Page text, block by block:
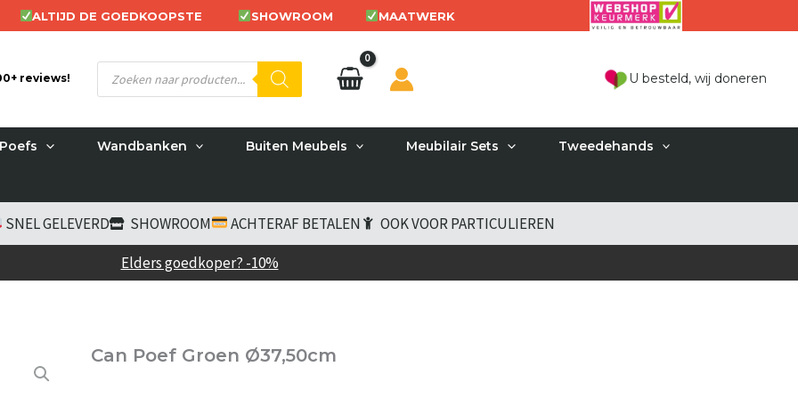
ALTIJD DE GOEDKOOPSTE SHOWROOM MAATWERK
reviews!
Producten
zoeken U besteld, wij doneren
Poefs Wandbanken Buiten Meubels Meubilair Sets Tweedehands
SNEL GELEVERD SHOWROOM ACHTERAF BETALEN
OOK VOOR PARTICULIEREN
Elders goedkoper? -10%
Can Poef Groen Ø37,50cm